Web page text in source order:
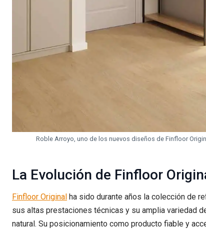
Roble Arroyo, uno de los nuevos diseños de Finfloor
La Evolución de Finfloor
Finfloor Original ha sido durante años la colección de
sus altas prestaciones técnicas y su amplia variedad
natural. Su posicionamiento como producto fiable y